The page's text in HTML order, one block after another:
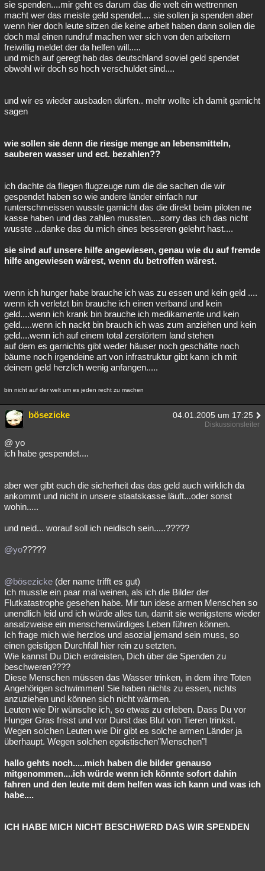
sie spenden....mir geht es darum das die welt ein wettrennen
macht wer das meiste geld spendet.... sie sollen ja spenden aber
wenn hier doch leute sitzen die keine arbeit haben dann sollen die
doch mal einen rundruf machen wer sich von den arbeitern
freiwillig meldet der da helfen will.....
und mich auf geregt hab das deutschland soviel geld spendet
obwohl wir doch so hoch verschuldet sind....
und wir es wieder ausbaden dürfen.. mehr wollte ich damit garnicht
sagen
wie sollen sie denn die riesige menge an lebensmitteln,
sauberen wasser und ect. bezahlen??
ich dachte da fliegen flugzeuge rum die die sachen die wir
gespendet haben so wie andere länder einfach nur
runterschmeissen wusste garnicht das die direkt beim piloten ne
kasse haben und das zahlen mussten....sorry das ich das nicht
wusste ...danke das du mich eines besseren gelehrt hast....
sie sind auf unsere hilfe angewiesen, genau wie du auf fremde
hilfe angewiesen wärest, wenn du betroffen wärest.
wenn ich hunger habe brauche ich was zu essen und kein geld ....
wenn ich verletzt bin brauche ich einen verband und kein
geld....wenn ich krank bin brauche ich medikamente und kein
geld.....wenn ich nackt bin brauch ich was zum anziehen und kein
geld....wenn ich auf einem total zerstörtem land stehen
auf dem es garnichts gibt weder häuser noch geschäfte noch
bäume noch irgendeine art von infrastruktur gibt kann ich mit
deinem geld herzlich wenig anfangen.....
bin nicht auf der welt um es jeden recht zu machen
bösezicke 04.01.2005 um 17:25
Diskussionsleiter
@ yo
ich habe gespendet....
aber wer gibt euch die sicherheit das das geld auch wirklich da
ankommt und nicht in unsere staatskasse läuft...oder sonst
wohin.....
und neid... worauf soll ich neidisch sein.....?????
@yo?????
@bösezicke (der name trifft es gut)
Ich musste ein paar mal weinen, als ich die Bilder der
Flutkatastrophe gesehen habe. Mir tun idese armen Menschen so
unendlich leid und ich würde alles tun, damit sie wenigstens wieder
ansatzweise ein menschenwürdiges Leben führen können.
Ich frage mich wie herzlos und asozial jemand sein muss, so
einen geistigen Durchfall hier rein zu setzten.
Wie kannst Du Dich erdreisten, Dich über die Spenden zu
beschweren????
Diese Menschen müssen das Wasser trinken, in dem ihre Toten
Angehörigen schwimmen! Sie haben nichts zu essen, nichts
anzuziehen und können sich nicht wärmen.
Leuten wie Dir wünsche ich, so etwas zu erleben. Dass Du vor
Hunger Gras frisst und vor Durst das Blut von Tieren trinkst.
Wegen solchen Leuten wie Dir gibt es solche armen Länder ja
überhaupt. Wegen solchen egoistischen"Menschen"!
hallo gehts noch.....mich haben die bilder genauso
mitgenommen....ich würde wenn ich könnte sofort dahin
fahren und den leute mit dem helfen was ich kann und was ich
habe....
ICH HABE MICH NICHT BESCHWERD DAS WIR SPENDEN